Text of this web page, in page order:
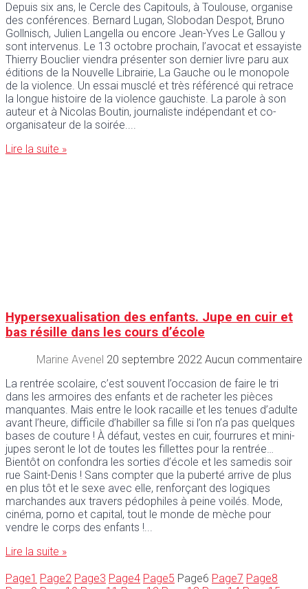
Depuis six ans, le Cercle des Capitouls, à Toulouse, organise
des conférences. Bernard Lugan, Slobodan Despot, Bruno
Gollnisch, Julien Langella ou encore Jean-Yves Le Gallou y
sont intervenus. Le 13 octobre prochain, l’avocat et essayiste
Thierry Bouclier viendra présenter son dernier livre paru aux
éditions de la Nouvelle Librairie, La Gauche ou le monopole
de la violence. Un essai musclé et très référencé qui retrace
la longue histoire de la violence gauchiste. La parole à son
auteur et à Nicolas Boutin, journaliste indépendant et co-
organisateur de la soirée.
Lire la suite »
Hypersexualisation des enfants. Jupe en cuir et
bas résille dans les cours d’école
Marine Avenel 20 septembre 2022 Aucun commentaire
La rentrée scolaire, c’est souvent l’occasion de faire le tri
dans les armoires des enfants et de racheter les pièces
manquantes. Mais entre le look racaille et les tenues d’adulte
avant l’heure, difficile d’habiller sa fille si l’on n’a pas quelques
bases de couture ! À défaut, vestes en cuir, fourrures et mini-
jupes seront le lot de toutes les fillettes pour la rentrée…
Bientôt on confondra les sorties d’école et les samedis soir
rue Saint-Denis ! Sans compter que la puberté arrive de plus
en plus tôt et le sexe avec elle, renforçant des logiques
marchandes aux travers pédophiles à peine voilés. Mode,
cinéma, porno et capital, tout le monde de mèche pour
vendre le corps des enfants !
Lire la suite »
Page1 Page2 Page3 Page4 Page5 Page6 Page7 Page8